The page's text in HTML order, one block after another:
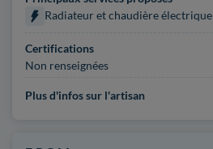
Radiateur et chaudière électrique
Certifications
Non renseignées
Plus d'infos sur l'artisan